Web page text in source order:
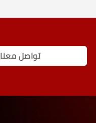
تواصل معنا